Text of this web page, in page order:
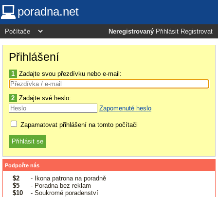
poradna.net
Neregistrovaný Přihlásit Registrovat
Přihlášení
1 Zadajte svou přezdívku nebo e-mail:
2 Zadajte své heslo:
Zapomenuté heslo
Zapamatovat přihlášení na tomto počítači
Podpořte nás
$2
- Ikona patrona na poradně
$5
- Poradna bez reklam
$10
- Soukromé poradenství